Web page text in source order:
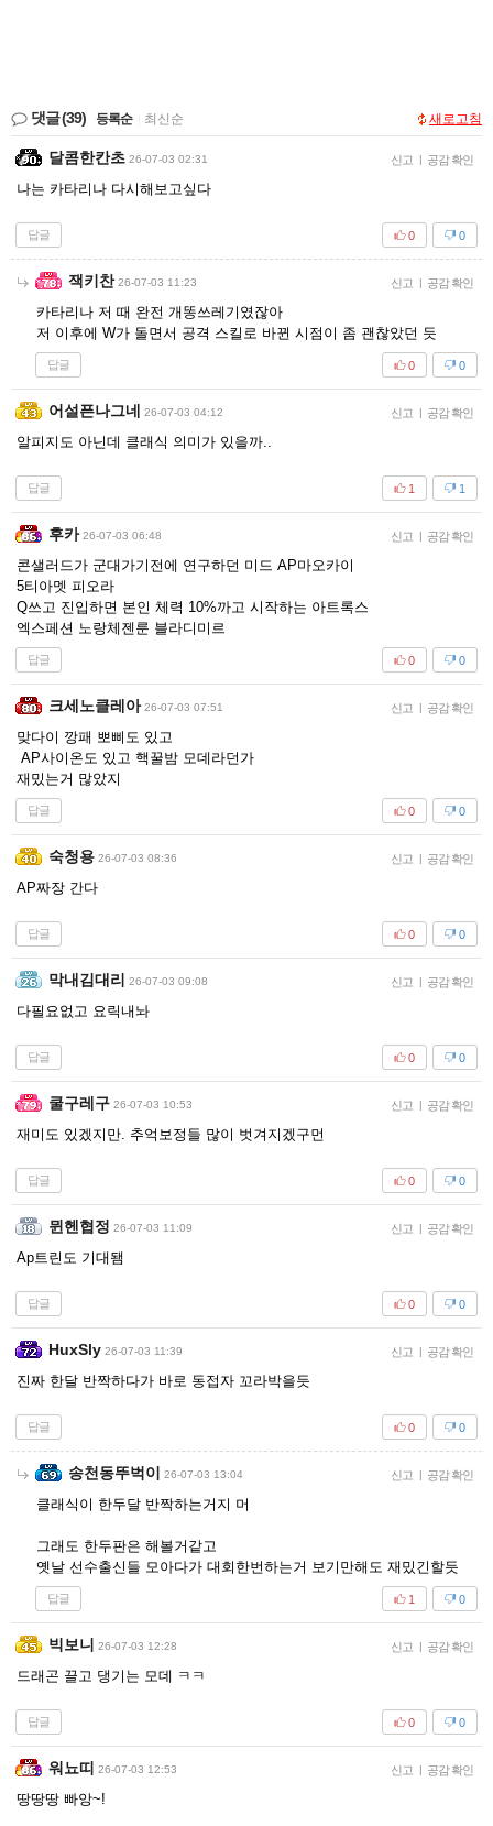
댓글(39) 등록순 최신순 새로고침
달콤한칸초 26-07-03 02:31 신고 | 공감 확인
나는 카타리나 다시해보고싶다
답글 0
0
잭키찬 26-07-03 11:23 신고 | 공감 확인
카타리나 저 때 완전 개똥쓰레기였잖아
저 이후에 W가 돌면서 공격 스킬로 바뀐 시점이 좀 괜찮았던 듯
답글 0
0
어설픈나그네 26-07-03 04:12 신고 | 공감 확인
알피지도 아닌데 클래식 의미가 있을까..
답글 1
1
후카 26-07-03 06:48 신고 | 공감 확인
콘샐러드가 군대가기전에 연구하던 미드 AP마오카이
5티아멧 피오라
Q쓰고 진입하면 본인 체력 10%까고 시작하는 아트록스
엑스페션 노랑체젠룬 블라디미르
답글 0
0
크세노클레아 26-07-03 07:51 신고 | 공감 확인
맞다이 깡패 뽀삐도 있고
AP사이온도 있고 핵꿀밤 모데라던가
재밌는거 많았지
답글 0
0
숙청용 26-07-03 08:36 신고 | 공감 확인
AP짜장 간다
답글 0
0
막내김대리 26-07-03 09:08 신고 | 공감 확인
다필요없고 요릭내놔
답글 0
0
쿨구레구 26-07-03 10:53 신고 | 공감 확인
재미도 있겠지만. 추억보정들 많이 벗겨지겠구먼
답글 0
0
뮌헨협정 26-07-03 11:09 신고 | 공감 확인
Ap트린도 기대됌
답글 0
0
HuxSly 26-07-03 11:39 신고 | 공감 확인
진짜 한달 반짝하다가 바로 동접자 꼬라박을듯
답글 0
0
송천동뚜벅이 26-07-03 13:04 신고 | 공감 확인
클래식이 한두달 반짝하는거지 머
그래도 한두판은 해볼거같고
옛날 선수출신들 모아다가 대회한번하는거 보기만해도 재밌긴할듯
답글 0
1
빅보니 26-07-03 12:28 신고 | 공감 확인
드래곤 끌고 댕기는 모데 ㅋㅋ
답글 0
0
워뇨띠 26-07-03 12:53 신고 | 공감 확인
땅땅땅 빠앙~!